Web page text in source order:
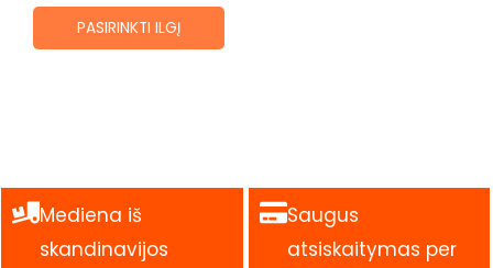
PASIRINKTI ILGĮ
Mediena iš
skandinavijos
Saugus
atsiskaitymas per